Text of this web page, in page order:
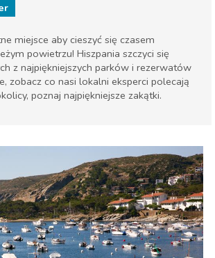
miejsce aby cieszyć się czasem
powietrzu! Hiszpania szczyci się
z najpiękniejszych parków i rezerwatów
zobacz co nasi lokalni eksperci polecają
poznaj najpiękniejsze zakątki.
Muzeum & Sztuka
Plaże